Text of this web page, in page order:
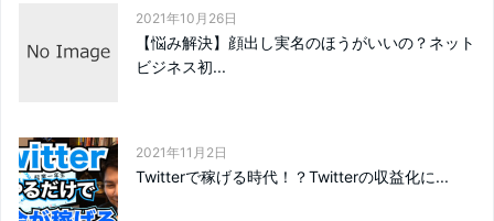
2021年10月26日
【悩み解決】顔出し実名のほうがいいの？ネット
ビジネス初...
2021年11月2日
Twitterで稼げる時代！？Twitterの収益化に...